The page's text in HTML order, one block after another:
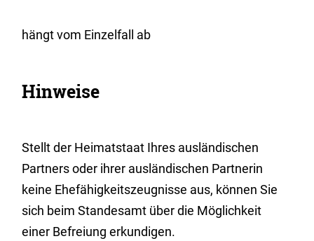
hängt vom Einzelfall ab
Hinweise
Stellt der Heimatstaat Ihres ausländischen
Partners oder ihrer ausländischen Partnerin
keine Ehefähigkeitszeugnisse aus, können Sie
sich beim Standesamt über die Möglichkeit
einer Befreiung erkundigen.